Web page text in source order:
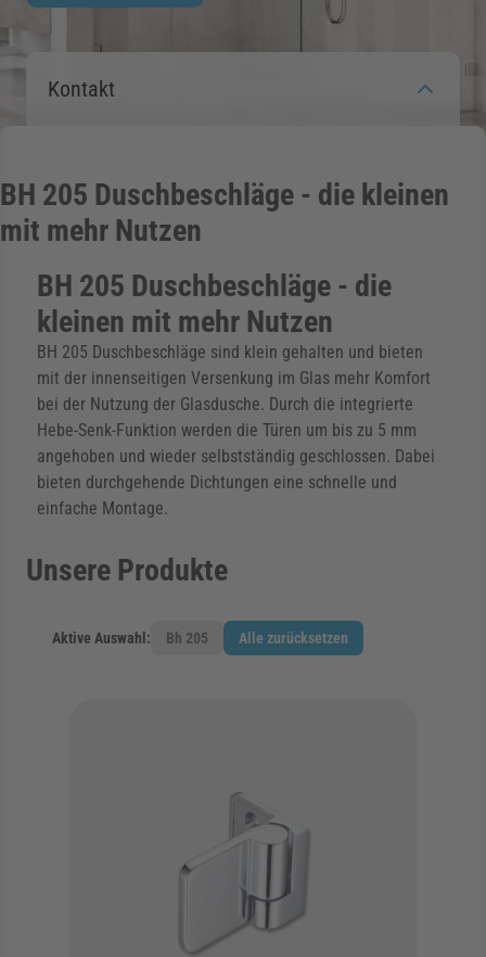
für Kategorie Zargen anzeigen
für Kategorie Aussenverglasung
für Kategorie Angebote anzeigen
Kontakt
BH 205 Duschbeschläge - die kleinen
mit mehr Nutzen
BH 205 Duschbeschläge - die
kleinen mit mehr Nutzen
BH 205 Duschbeschläge sind klein gehalten und bieten
mit der innenseitigen Versenkung im Glas mehr Komfort
bei der Nutzung der Glasdusche. Durch die integrierte
Hebe-Senk-Funktion werden die Türen um bis zu 5 mm
angehoben und wieder selbstständig geschlossen. Dabei
bieten durchgehende Dichtungen eine schnelle und
einfache Montage.
Unsere Produkte
Aktive Auswahl: Bh 205 Alle zurücksetzen